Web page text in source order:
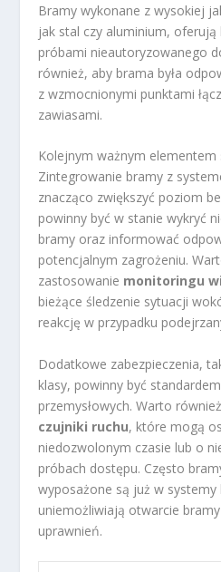
Bramy wykonane z wysokiej
jak stal czy aluminium,
próbami nieautoryzowanego
również, aby brama była
z wzmocnionymi punktami
zawiasami.
Kolejnym ważnym elementem
Zintegrowanie bramy z
znacząco zwiększyć poziom
powinny być w stanie wykryć
bramy oraz informować
potencjalnym zagrożeniu.
zastosowanie monitoringu
bieżące śledzenie sytuacji
reakcję w przypadku
Dodatkowe zabezpieczenia,
klasy, powinny być
przemysłowych. Warto
czujniki ruchu, które mogą
niedozwolonym czasie lub o
próbach dostępu. Często
wyposażone są już w systemy
uniemożliwiają otwarcie
uprawnień.